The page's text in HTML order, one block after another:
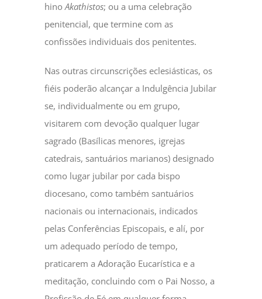
hinoAkathistos; ou a uma celebração
penitencial, que termine com as
confissões individuais dos penitentes.
Nas outras circunscrições eclesiásticas, os
fiéis poderão alcançar a Indulgência Jubilar
se, individualmente ou em grupo,
visitarem com devoção qualquer lugar
sagrado (Basílicas menores, igrejas
catedrais, santuários marianos) designado
como lugar jubilar por cada bispo
diocesano, como também santuários
nacionais ou internacionais, indicados
pelas Conferências Episcopais, e alí, por
um adequado período de tempo,
praticarem a Adoração Eucarística e a
meditação, concluindo com o Pai Nosso, a